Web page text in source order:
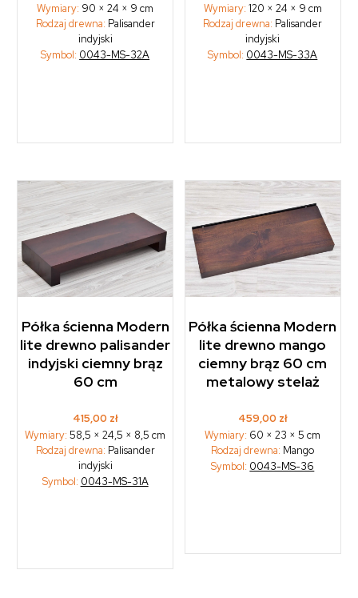
Wymiary: 90 × 24 × 9 cm
Rodzaj drewna: Palisander
indyjski
Symbol: 0043-MS-32A
Wymiary: 120 × 24 × 9 cm
Rodzaj drewna: Palisander
indyjski
Symbol: 0043-MS-33A
Półka ścienna Modern
lite drewno palisander
indyjski ciemny brąz
60 cm
415,00 zł
Wymiary:58,5 × 24,5 × 8,5 cm
Rodzaj drewna: Palisander
indyjski
Symbol: 0043-MS-31A
Półka ścienna Modern
lite drewno mango
ciemny brąz 60 cm
metalowy stelaż
459,00 zł
Wymiary: 60 × 23 × 5 cm
Rodzaj drewna: Mango
Symbol: 0043-MS-36